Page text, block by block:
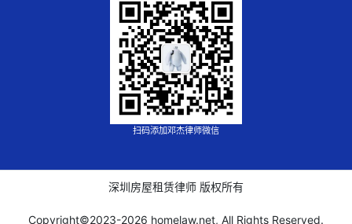
扫码添加邓杰律师微信
深圳房屋租赁律师 版权所有
Copyright©2023-2026 homelaw.net, All Rights Reserved.